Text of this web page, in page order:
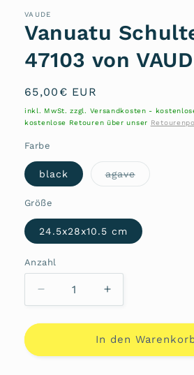
VAUDE
Vanuatu
47103 von
Normaler
Preis
65,00€ EUR
inkl. MwSt. zzgl. Versandkosten -
kostenlose Retouren über unser
Farbe
black agaveVariante
ausverkauft
Größe
24.5x28x10.5 cm
Anzahl
Anzahl
Verringere
die
Menge
Vanuatu
Erhöhe
die
Menge
für
Vanuatu
In den